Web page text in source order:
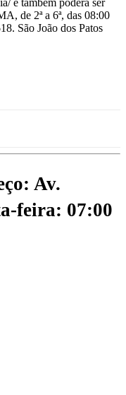
e também poderá ser
de 2ª a 6ª, das 08:00
São João dos Patos
Av.
feira: 07:00